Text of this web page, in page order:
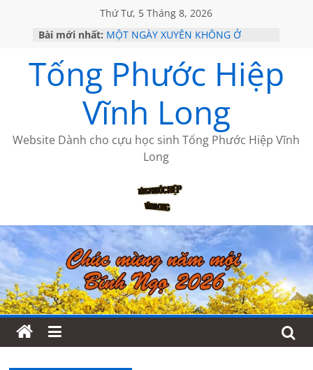
Thứ Tư, 5 Tháng 8, 2026
Bài mới nhất: MỘT NGÀY XUYÊN KHÔNG Ở
MỘT NGÀY BÊN ANH “BẢY NÚI”
(Tập 2)
CHÚC MỪNG SINH NHẬT NGỌC
TRÂN
NGÀY THỨ BA Ở ĐÀ LẠT
THE FIELD OF LIGHT-CÁNH ĐỒNG
ÁNH SÁNG
Tống Phước Hiệp
Vĩnh Long
Website Dành cho cựu học sinh Tống Phước Hiệp Vĩnh
Long